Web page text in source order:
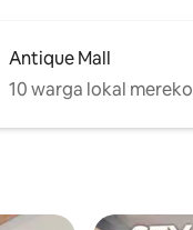
Antique Mall
10 warga lokal